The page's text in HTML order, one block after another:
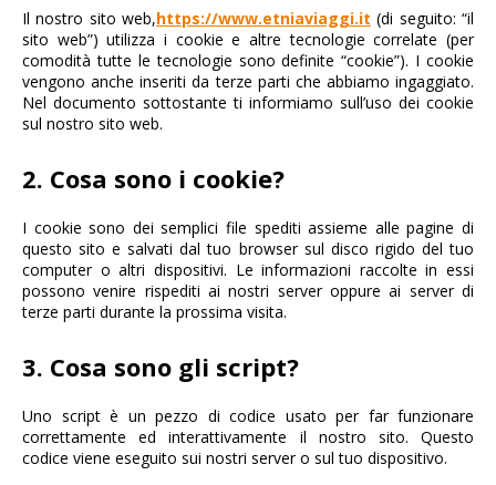
Il nostro sito web,https://www.etniaviaggi.it (di seguito: “il
sito web”) utilizza i cookie e altre tecnologie correlate (per
comodità tutte le tecnologie sono definite “cookie”). I cookie
vengono anche inseriti da terze parti che abbiamo ingaggiato.
Nel documento sottostante ti informiamo sull’uso dei cookie
sul nostro sito web.
2. Cosa sono i cookie?
I cookie sono dei semplici file spediti assieme alle pagine di
questo sito e salvati dal tuo browser sul disco rigido del tuo
computer o altri dispositivi. Le informazioni raccolte in essi
possono venire rispediti ai nostri server oppure ai server di
terze parti durante la prossima visita.
3. Cosa sono gli script?
Uno script è un pezzo di codice usato per far funzionare
correttamente ed interattivamente il nostro sito. Questo
codice viene eseguito sui nostri server o sul tuo dispositivo.